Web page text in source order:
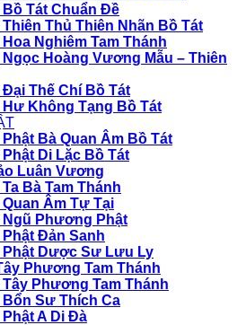
Tát Chuẩn Đề
Thủ Thiên Nhãn Bồ Tát
Nghiêm Tam Thánh
Hoàng Vương Mẫu – Thiên
Thế Chí Bồ Tát
Không Tạng Bồ Tát
Bà Quan Âm Bồ Tát
Di Lặc Bồ Tát
Luân Vương
Bà Tam Thánh
Âm Tự Tại
Phương Phật
Đản Sanh
Dược Sư Lưu Ly
Phương Tam Thánh
Phương Tam Thánh
Sư Thích Ca
A Di Đà